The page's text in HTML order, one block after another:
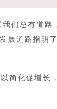
们总有道路
展道路指明
简化促增长